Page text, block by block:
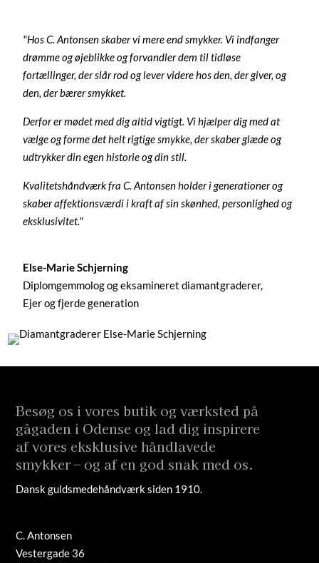
"Hos C. Antonsen skaber vi mere end smykker. Vi indfanger
drømme og øjeblikke og forvandler dem til tidløse
fortællinger, der slår rod og lever videre hos den, der giver, og
den, der bærer smykket.
Derfor er mødet med dig altid vigtigt. Vi hjælper dig med at
vælge og forme det helt rigtige smykke, der skaber glæde og
udtrykker din egen historie og din stil.
Kvalitetshåndværk fra C. Antonsen holder i generationer og
skaber affektionsværdi i kraft af sin skønhed, personlighed og
eksklusivitet."
Else-Marie Schjerning
Diplomgemmolog og eksamineret diamantgraderer,
Ejer og fjerde generation
Besøg os i vores butik og værksted på
gågaden i Odense og lad dig inspirere
af vores eksklusive håndlavede
smykker – og af en god snak med os.
Dansk guldsmedehåndværk siden 1910.
C. Antonsen
Vestergade 36